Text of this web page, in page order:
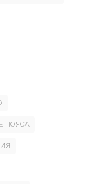
ПОЯСА